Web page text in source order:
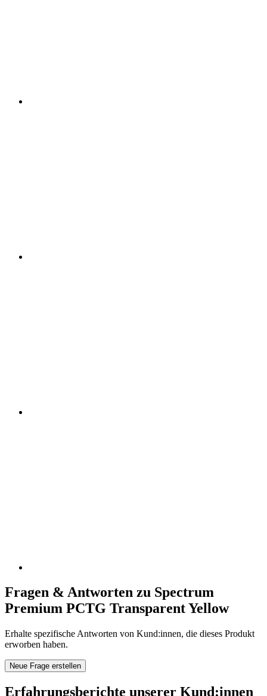
Fragen & Antworten zu Spectrum
Premium PCTG Transparent Yellow
Erhalte spezifische Antworten von Kund:innen, die dieses Produkt
erworben haben.
Neue Frage erstellen
Erfahrungsberichte unserer Kund:innen